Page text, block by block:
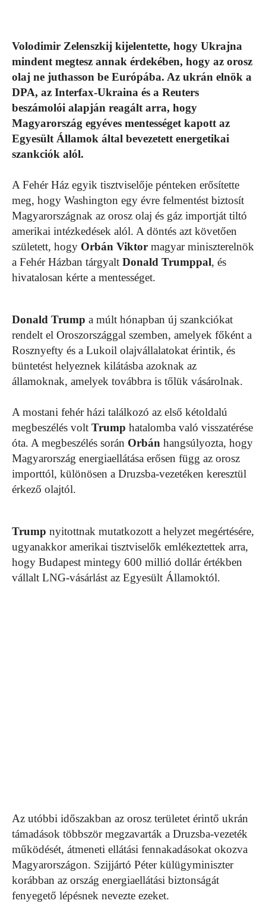
Volodimir Zelenszkij kijelentette, hogy Ukrajna
mindent megtesz annak érdekében, hogy az orosz
olaj ne juthasson be Európába. Az ukrán elnök a
DPA, az Interfax-Ukraina és a Reuters
beszámolói alapján reagált arra, hogy
Magyarország egyéves mentességet kapott az
Egyesült Államok által bevezetett energetikai
szankciók alól.
A Fehér Ház egyik tisztviselője pénteken erősítette
meg, hogy Washington egy évre felmentést biztosít
Magyarországnak az orosz olaj és gáz importját tiltó
amerikai intézkedések alól. A döntés azt követően
született, hogy Orbán Viktor magyar miniszterelnök
a Fehér Házban tárgyalt Donald Trumppal, és
hivatalosan kérte a mentességet.
Donald Trump a múlt hónapban új szankciókat
rendelt el Oroszországgal szemben, amelyek főként a
Rosznyefty és a Lukoil olajvállalatokat érintik, és
büntetést helyeznek kilátásba azoknak az
államoknak, amelyek továbbra is tőlük vásárolnak.
A mostani fehér házi találkozó az első kétoldalú
megbeszélés volt Trump hatalomba való visszatérése
óta. A megbeszélés során Orbán hangsúlyozta, hogy
Magyarország energiaellátása erősen függ az orosz
importtól, különösen a Druzsba-vezetéken keresztül
érkező olajtól.
Trump nyitottnak mutatkozott a helyzet megértésére,
ugyanakkor amerikai tisztviselők emlékeztettek arra,
hogy Budapest mintegy 600 millió dollár értékben
vállalt LNG-vásárlást az Egyesült Államoktól.
Az utóbbi időszakban az orosz területet érintő ukrán
támadások többször megzavarták a Druzsba-vezeték
működését, átmeneti ellátási fennakadásokat okozva
Magyarországon. Szijjártó Péter külügyminiszter
korábban az ország energiaellátási biztonságát
fenyegető lépésnek nevezte ezeket.